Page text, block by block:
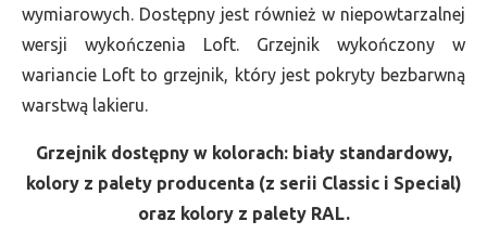
wymiarowych. Dostępny jest również w niepowtarzalnej
wersji wykończenia Loft. Grzejnik wykończony w
wariancie Loft to grzejnik, który jest pokryty bezbarwną
warstwą lakieru.
Grzejnik dostępny w kolorach: biały standardowy,
kolory z palety producenta (z serii Classic i Special)
oraz kolory z palety RAL.